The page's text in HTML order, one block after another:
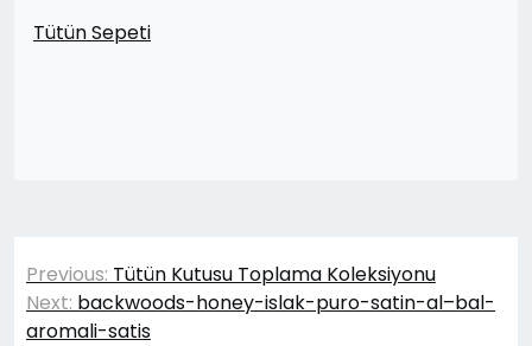
Tütün Sepeti
Yazı
gezinmesi
Previous: Tütün Kutusu Toplama Koleksiyonu
Next: backwoods-honey-islak-puro-satin-al–bal-
aromali-satis